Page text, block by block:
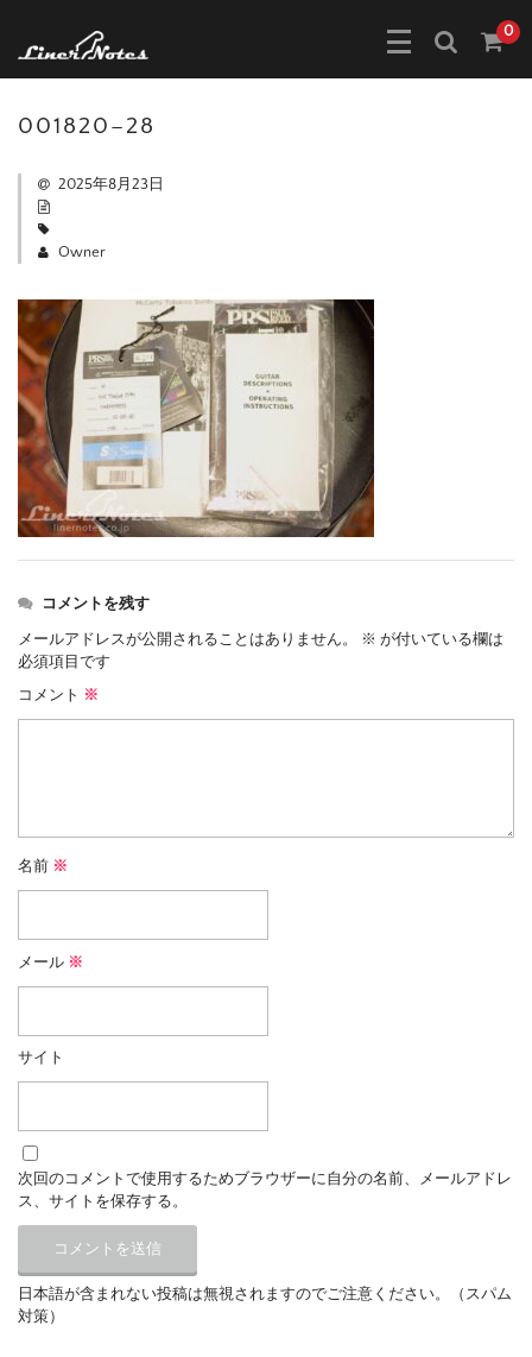
0
001820–28
2025年8月23日
Owner
コメントを残す
メールアドレスが公開されることはありません。 ※ が付いている欄は
必須項目です
コメント ※
名前 ※
メール ※
サイト
次回のコメントで使用するためブラウザーに自分の名前、メールアドレ
ス、サイトを保存する。
日本語が含まれない投稿は無視されますのでご注意ください。（スパム
対策）